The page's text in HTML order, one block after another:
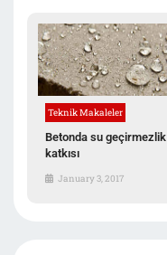
Teknik Makaleler
Betonda su geçirmezlik
katkısı
January 3, 2017